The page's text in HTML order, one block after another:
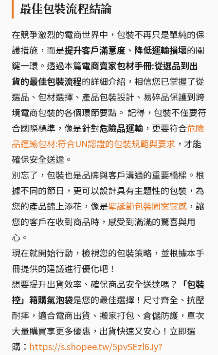
最佳包裝流程結論
在競爭激烈的電商世界中，包裝不再只是單純的保
護措施，而是提升客戶滿意度 、 降低運輸損壞的關
鍵一環。透過本篇電商賣家包材手冊:從選品到出
貨的最佳包裝流程的詳細介紹，相信您已掌握了從
選品、包材選擇、產品包裝設計、易碎品保護到跨
境電商包裝的各個環節要點。 記得，包裝不僅要符
合國際標準，像是針對危險品運輸 ，更要符合危險
品運輸包材:符合UN認證的包裝規範與要求 ，才能
確保安全送達。
別忘了，包裝也是品牌與客戶溝通的重要橋樑。根
據不同的節日，更可以設計具有主題性的包裝，為
您的產品錦上添花，像是聖誕節包裝圖案靈感 ，讓
您的客戶在收到商品時，感受到滿滿的驚喜與用
心。
現在就開始行動，檢視您的包裝策略，並根據本手
冊提供的建議進行優化吧！
想要提升出貨效率、確保商品安全送達嗎？ 「包裝
控」箱購氣泡袋是您的最佳選擇！尺寸齊全、抗壓
耐摔，適合電商出貨、搬家打包、倉儲防護，單次
大量購買享更多優惠，出貨快速又安心！立即選
購： https://s.shopee.tw/5pvSEzl6Jy?